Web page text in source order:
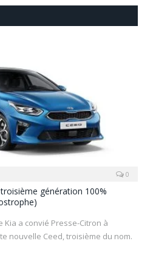
0
génération 100%
Kia a convié Presse-Citron à
nouvelle Ceed, troisième du nom.